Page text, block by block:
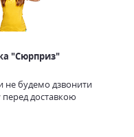
"Сюрприз"
будемо дзвонити
доставкою